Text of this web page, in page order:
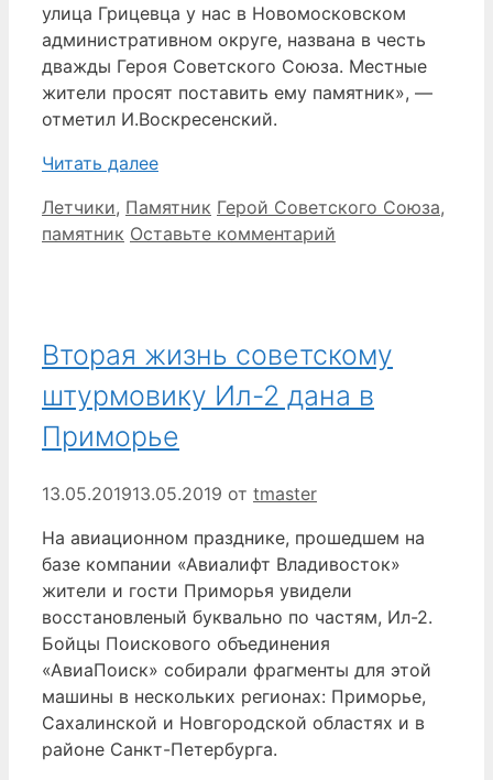
улица Грицевца у нас в Новомосковском
административном округе, названа в честь
дважды Героя Советского Союза. Местные
жители просят поставить ему памятник», —
отметил И.Воскресенский.
Читать далее
Рубрики
Летчики, Памятник Метки
Герой Советского Союза,
памятник Оставьте комментарий
Вторая жизнь советскому
штурмовику Ил-2 дана в
Приморье
13.05.201913.05.2019 от tmaster
На авиационном празднике, прошедшем на
базе компании «Авиалифт Владивосток»
жители и гости Приморья увидели
восстановленый буквально по частям, Ил-2.
Бойцы Поискового объединения
«АвиаПоиск» собирали фрагменты для этой
машины в нескольких регионах: Приморье,
Сахалинской и Новгородской областях и в
районе Санкт-Петербурга.